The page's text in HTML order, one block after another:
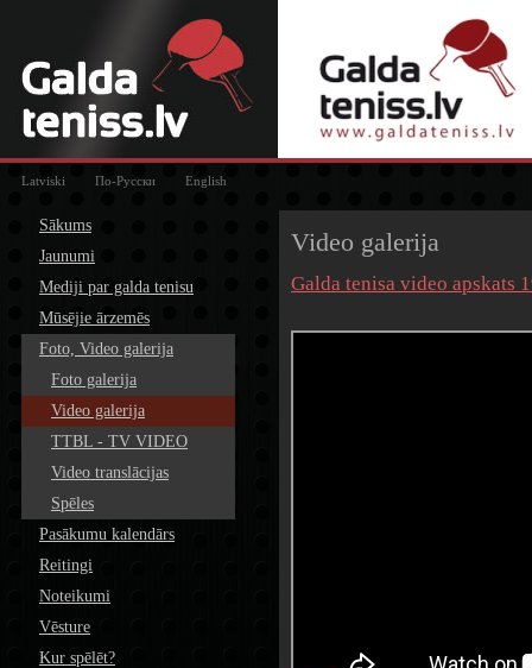
Latviski По-Русски English
Sākums
Jaunumi
Mediji par galda tenisu
Mūsējie ārzemēs
Foto, Video galerija
Foto galerija
Video galerija
TTBL - TV VIDEO
Video translācijas
Spēles
Pasākumu kalendārs
Reitingi
Noteikumi
Vēsture
Kur spēlēt?
Video galerija
Galda tenisa video apskats